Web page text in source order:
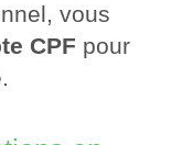
vous
CPF pour